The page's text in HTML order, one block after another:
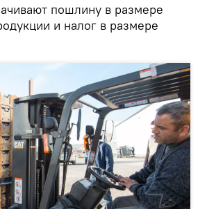
пошлину в размере
и налог в размере